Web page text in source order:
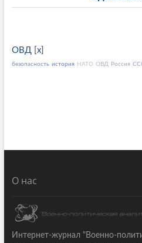
ОВД[ x]
безопасность история НАТО ОВД Россия
О нас
Интернет-журнал "Военно-